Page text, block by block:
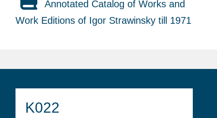
Annotated Catalog of Works and
Work Editions of Igor Strawinsky till 1971
K022